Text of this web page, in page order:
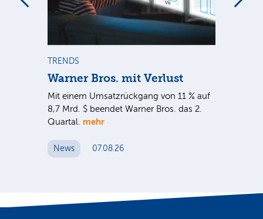
TRENDS
Warner Bros. mit Verlust
Mit einem Umsatzrückgang von 11 % auf
8,7 Mrd. $ beendet Warner Bros. das 2.
Quartal. mehr
News 07.08.26